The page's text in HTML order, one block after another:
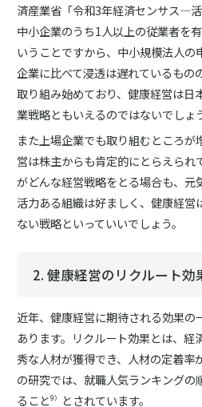
済産業省「令和3年経済センサス―
中小企業のうち1人以上の従業者を
いうことですから、中小規模法人の
企業に比べて浸透は遅れているもの
取り組み始めており、健康経営は日
業戦略ともいえるのではないでしょ
また上場企業でも取り組むところ
営は株主からも肯定的にとらえられ
がどんな経営戦略をとる場合も、元
活力ある組織は好ましく、健康経営
ない戦略といっていいでしょう。
2. 健康経営のリクルート効
近年、健康経営に期待される効果の
あります。リクルート効果とは、
秀な人材が獲得でき、人材の定着率
の研究では、就職人気ランキングの
ること9） とされています。